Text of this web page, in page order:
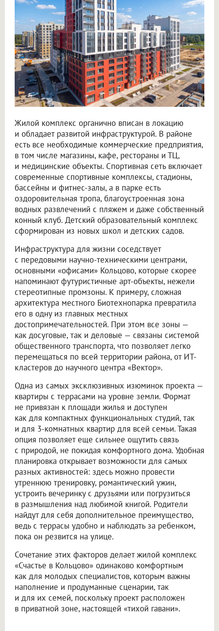
Жилой комплекс органично вписан в локацию
и обладает развитой инфраструктурой. В районе
есть все необходимые коммерческие предприятия,
в том числе магазины, кафе, рестораны и ТЦ,
и медицинские объекты. Спортивная сеть включает
современные спортивные комплексы, стадионы,
бассейны и фитнес-залы, а в парке есть
оздоровительная тропа, благоустроенная зона
водных развлечений с пляжем и даже собственный
конный клуб. Детский образовательный комплекс
сформирован из новых школ и детских садов.
Инфраструктура для жизни соседствует
с передовыми научно-техническими центрами,
основными «офисами» Кольцово, которые скорее
напоминают футуристичные арт-объекты, нежели
стереотипные промзоны. К примеру, сложная
архитектура местного Биотехнопарка превратила
его в одну из главных местных
достопримечательностей. При этом все зоны —
как досуговые, так и деловые — связаны системой
общественного транспорта, что позволяет легко
перемещаться по всей территории района, от ИТ-
кластеров до научного центра «Вектор».
Одна из самых эксклюзивных изюминок проекта —
квартиры с террасами на уровне земли. Формат
не привязан к площади жилья и доступен
как для компактных функциональных студий, так
и для 3-комнатных квартир для всей семьи. Такая
опция позволяет еще сильнее ощутить связь
с природой, не покидая комфортного дома. Удобная
планировка открывает возможности для самых
разных активностей: здесь можно провести
утреннюю тренировку, романтический ужин,
устроить вечеринку с друзьями или погрузиться
в размышления над любимой книгой. Родители
найдут для себя дополнительное преимущество,
ведь с террасы удобно и наблюдать за ребенком,
пока он резвится на улице.
Сочетание этих факторов делает жилой комплекс
«Счастье в Кольцово» одинаково комфортным
как для молодых специалистов, которым важны
наполнение и продуманные сценарии, так
и для их семей, поскольку проект расположен
в приватной зоне, настоящей «тихой гавани».